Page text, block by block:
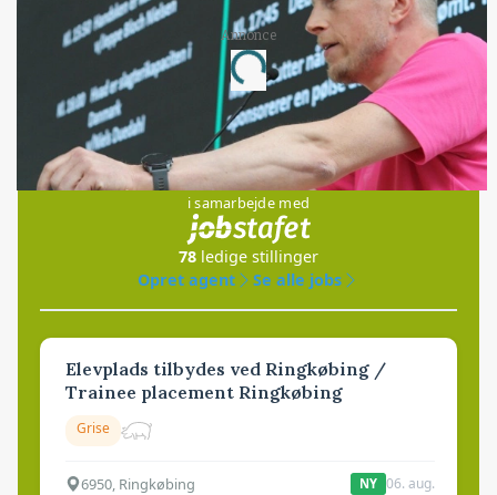
Annonce
Loading...
Jobs
i samarbejde med
78 ledige stillinger
Opret agent
Se alle jobs
Elevplads tilbydes ved Ringkøbing /
Trainee placement Ringkøbing
Grise
6950, Ringkøbing NY 06. aug.